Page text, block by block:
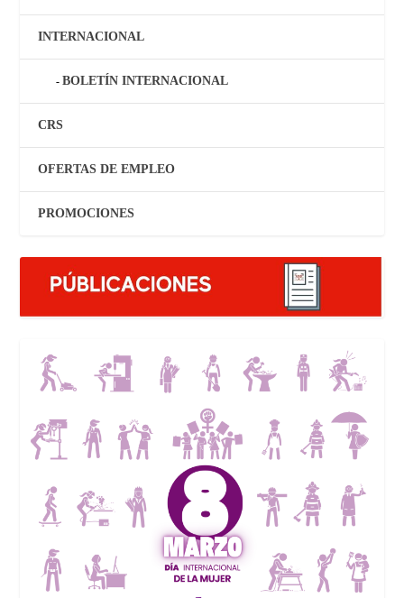
INTERNACIONAL
BOLETÍN INTERNACIONAL
CRS
OFERTAS DE EMPLEO
PROMOCIONES